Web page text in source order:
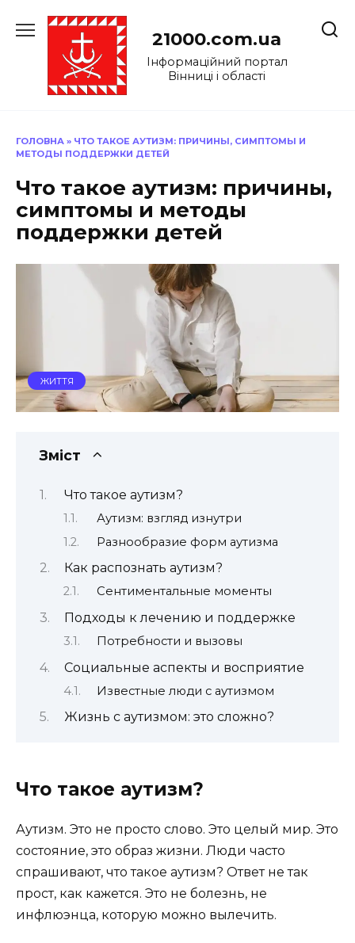
до
21000.com.ua
Інформаційний портал
Вінниці і області
ГОЛОВНА » ЧТО ТАКОЕ АУТИЗМ: ПРИЧИНЫ, СИМПТОМЫ И
МЕТОДЫ ПОДДЕРЖКИ ДЕТЕЙ
Что такое аутизм: причины,
симптомы и методы
поддержки детей
ЖИТТЯ
Зміст
Что такое аутизм?
Аутизм: взгляд изнутри
Разнообразие форм аутизма
Как распознать аутизм?
Сентиментальные моменты
Подходы к лечению и поддержке
Потребности и вызовы
Социальные аспекты и восприятие
Известные люди с аутизмом
Жизнь с аутизмом: это сложно?
Что такое аутизм?
Аутизм. Это не просто слово. Это целый мир. Это
состояние, это образ жизни. Люди часто
спрашивают, что такое аутизм? Ответ не так
прост, как кажется. Это не болезнь, не
инфлюэнца, которую можно вылечить.